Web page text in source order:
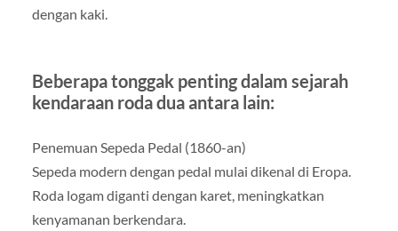
dengan kaki.
Beberapa tonggak penting dalam sejarah
kendaraan roda dua antara lain:
Penemuan Sepeda Pedal (1860-an)
Sepeda modern dengan pedal mulai dikenal di Eropa.
Roda logam diganti dengan karet, meningkatkan
kenyamanan berkendara.